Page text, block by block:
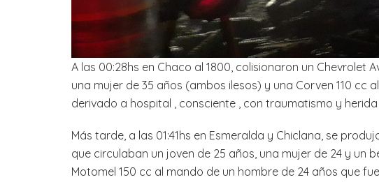
A las 00:28hs en Chaco al 1800, colisionaron un Chevrolet
una mujer de 35 años (ambos ilesos) y una Corven 110 cc
derivado a hospital , consciente , con traumatismo y
Más tarde, a las 01:41hs en Esmeralda y Chiclana, se
que circulaban un joven de 25 años, una mujer de 24 y un
Motomel 150 cc al mando de un hombre de 24 años que